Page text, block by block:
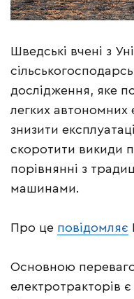
Шведські вчені з
дослідження, яке
легких автономних
знизити
скоротити викиди
порівнянні з
машинами.
Про це повідомляє
Основною
електротракторів